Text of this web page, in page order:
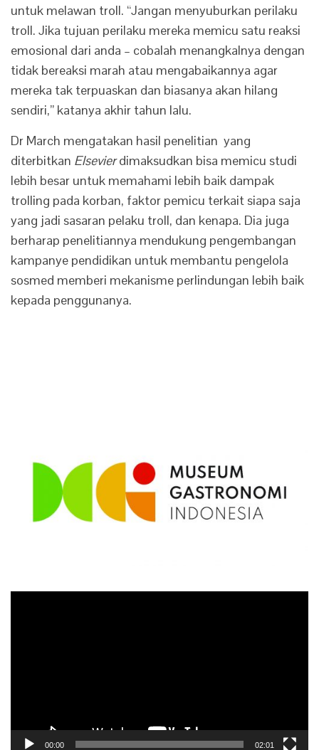
untuk melawan troll. “Jangan menyuburkan perilaku
troll. Jika tujuan perilaku mereka memicu satu reaksi
emosional dari anda – cobalah menangkalnya dengan
tidak bereaksi marah atau mengabaikannya agar
mereka tak terpuaskan dan biasanya akan hilang
sendiri,” katanya akhir tahun lalu.
Dr March mengatakan hasil penelitian yang
diterbitkan Elsevierdimaksudkan bisa memicu studi
lebih besar untuk memahami lebih baik dampak
trolling pada korban, faktor pemicu terkait siapa saja
yang jadi sasaran pelaku troll, dan kenapa. Dia juga
berharap penelitiannya mendukung pengembangan
kampanye pendidikan untuk membantu pengelola
sosmed memberi mekanisme perlindungan lebih baik
kepada penggunanya.
00:00 02:01